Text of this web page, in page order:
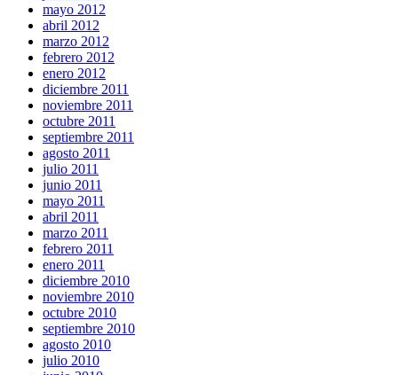
mayo 2012
abril 2012
marzo 2012
febrero 2012
enero 2012
diciembre 2011
noviembre 2011
octubre 2011
septiembre 2011
agosto 2011
julio 2011
junio 2011
mayo 2011
abril 2011
marzo 2011
febrero 2011
enero 2011
diciembre 2010
noviembre 2010
octubre 2010
septiembre 2010
agosto 2010
julio 2010